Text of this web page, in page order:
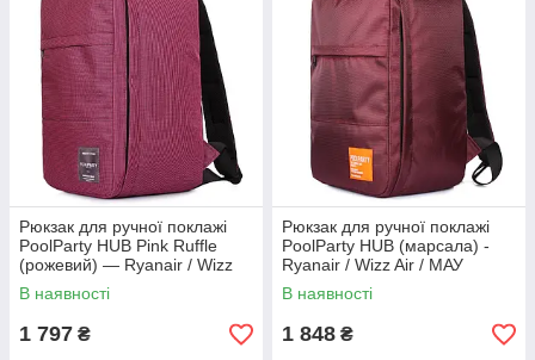
Рюкзак для ручної поклажі
PoolParty HUB Pink Ruffle
(рожевий) — Ryanair / Wizz
Air / МАУ
В наявності
1 797 ₴
Рюкзак для ручної поклажі
PoolParty HUB (марсала) -
Ryanair / Wizz Air / МАУ
В наявності
1 848 ₴